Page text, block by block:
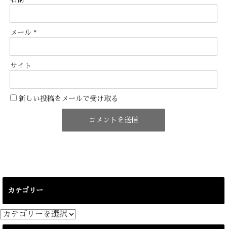
メール *
サイト
新しい投稿をメールで受け取る
カテゴリー
カ
テ